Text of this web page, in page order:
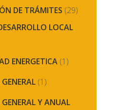
DE TRÁMITES (29)
LOCAL
ENERGETICA (1)
(1)
GENERAL Y ANUAL